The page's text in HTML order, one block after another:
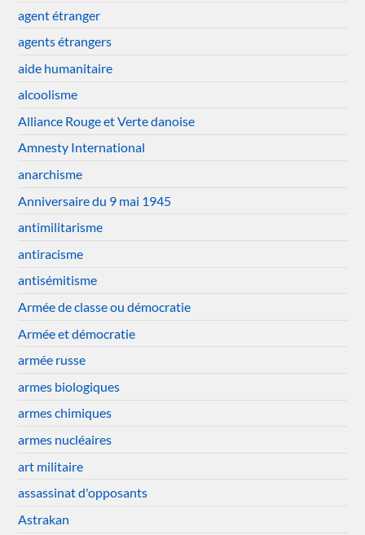
agent étranger
agents étrangers
aide humanitaire
alcoolisme
Alliance Rouge et Verte danoise
Amnesty International
anarchisme
Anniversaire du 9 mai 1945
antimilitarisme
antiracisme
antisémitisme
Armée de classe ou démocratie
Armée et démocratie
armée russe
armes biologiques
armes chimiques
armes nucléaires
art militaire
assassinat d'opposants
Astrakan